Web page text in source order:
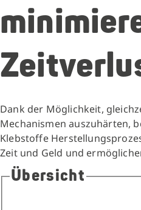
Dank der Möglichkeit,
Mechanismen auszuhärten,
Klebstoffe
Zeit und Geld und
Übersicht